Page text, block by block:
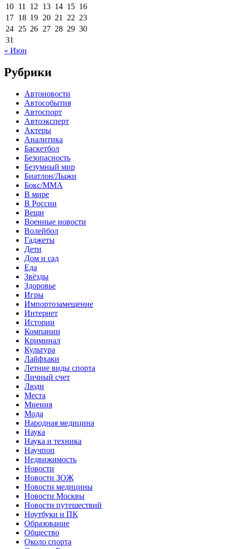
10 11 12 13 14 15 16
17 18 19 20 21 22 23
24 25 26 27 28 29 30
31
« Июн
Рубрики
Автоновости
Автособытия
Автоспорт
Автоэксперт
Актеры
Аналитика
Баскетбол
Безопасность
Безумный мир
Биатлон/Лыжи
Бокс/MMA
В мире
В России
Вещи
Военные новости
Волейбол
Гаджеты
Дети
Дом и сад
Еда
Звёзды
Здоровье
Игры
Импортозамещение
Интернет
Истории
Компании
Криминал
Культура
Лайфхаки
Летние виды спорта
Личный счет
Люди
Места
Мнения
Мода
Народная медицина
Наука
Наука и техника
Научпоп
Недвижимость
Новости
Новости ЗОЖ
Новости медицины
Новости Москвы
Новости путешествий
Ноутбуки и ПК
Образование
Общество
Около спорта